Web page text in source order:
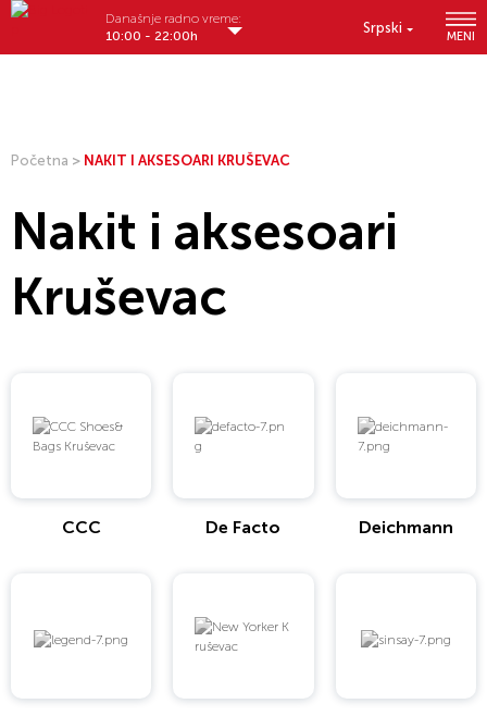
Srpski
MENI
Današnje radno vreme:
10:00 - 22:00h
Početna > NAKIT I AKSESOARI KRUŠEVAC
Nakit i aksesoari
Kruševac
CCC De Facto Deichmann